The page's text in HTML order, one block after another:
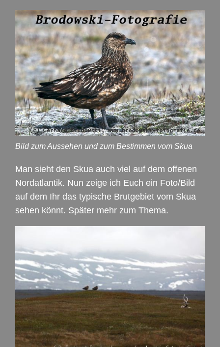
Bild zum Aussehen und zum Bestimmen vom Skua
Man sieht den Skua auch viel auf dem offenen
Nordatlantik. Nun zeige ich Euch ein Foto/Bild
auf dem Ihr das typische Brutgebiet vom Skua
sehen könnt. Später mehr zum Thema.